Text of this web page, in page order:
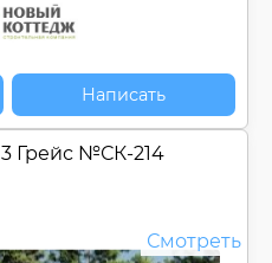
Написать
Грейс №СК-214
Смотреть